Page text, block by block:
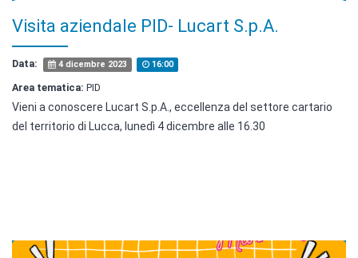
Visita aziendale PID- Lucart S.p.A.
Data: 4 dicembre 2023 16:00
Area tematica: PID
Vieni a conoscere Lucart S.p.A., eccellenza del settore cartario
del territorio di Lucca, lunedì 4 dicembre alle 16.30